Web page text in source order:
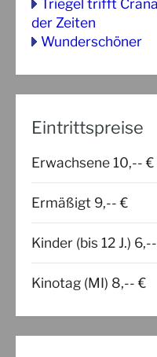
Triegel trifft
der Zeiten
Wunderschöner
Eintrittspreise
Erwachsene 10,-- €
Ermäßigt 9,-- €
Kinder (bis 12 J.)
Kinotag (MI) 8,-- €